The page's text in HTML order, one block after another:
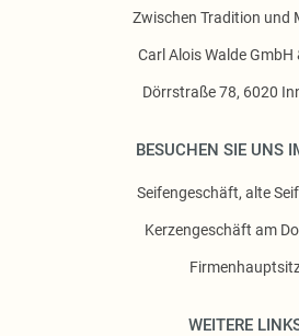
Zwischen Tradition und
Carl Alois Walde GmbH
Dörrstraße 78, 6020
BESUCHEN SIE UNS
Seifengeschäft, alte
Kerzengeschäft am
WEITERE